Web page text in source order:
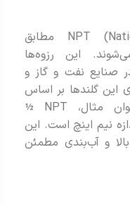
گلندهای NPT (National Pipe Thread) مطابق
این رزوه‌ها
صنایع نفت و گاز و
این گلندها بر اساس
اینچ مشخص می‌شوند؛ به عنوان مثال، NPT ½
نیم اینچ است. این
و آب‌بندی مطمئن